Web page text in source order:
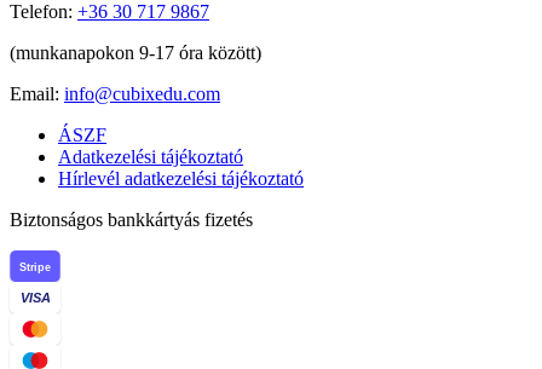
Telefon: +36 30 717 9867
(munkanapokon 9-17 óra között)
Email: info@cubixedu.com
ÁSZF
Adatkezelési tájékoztató
Hírlevél adatkezelési tájékoztató
Biztonságos bankkártyás fizetés
Stripe
VISA